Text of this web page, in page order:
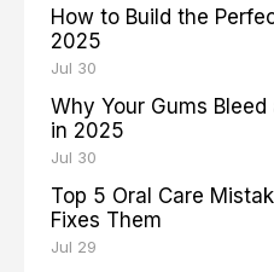
How to Build the
2025
Jul 30
Why Your Gums
in 2025
Jul 30
Top 5 Oral Care
Fixes Them
Jul 29